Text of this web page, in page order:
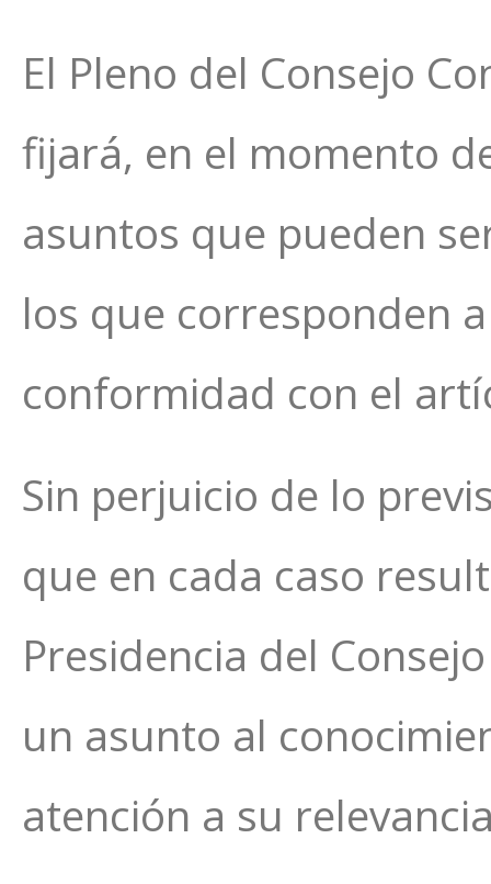
El Pleno del Consejo
fijará, en el momento
asuntos que pueden
los que corresponden
conformidad con el
Sin perjuicio de lo
que en cada caso
Presidencia del
un asunto al
atención a su